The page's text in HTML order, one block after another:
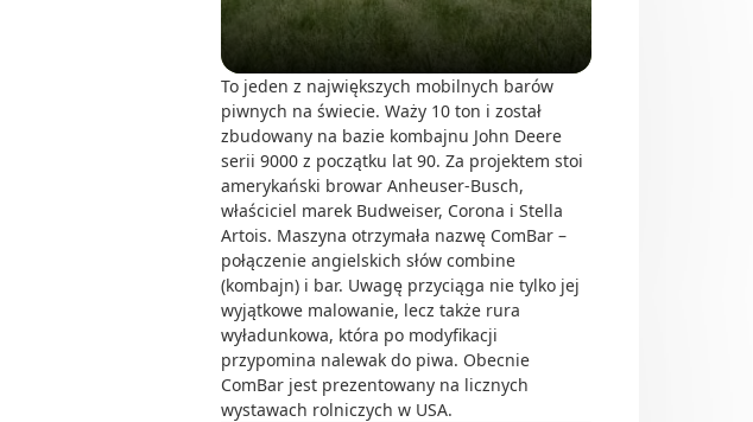
To jeden z największych mobilnych barów
piwnych na świecie. Waży 10 ton i został
zbudowany na bazie kombajnu John Deere
serii 9000 z początku lat 90. Za projektem stoi
amerykański browar Anheuser-Busch,
właściciel marek Budweiser, Corona i Stella
Artois. Maszyna otrzymała nazwę ComBar –
połączenie angielskich słów combine
(kombajn) i bar. Uwagę przyciąga nie tylko jej
wyjątkowe malowanie, lecz także rura
wyładunkowa, która po modyfikacji
przypomina nalewak do piwa. Obecnie
ComBar jest prezentowany na licznych
wystawach rolniczych w USA.